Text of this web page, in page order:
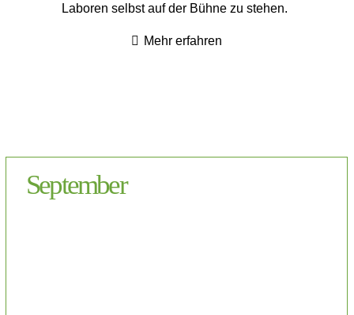
Laboren selbst auf der Bühne zu stehen.
Mehr erfahren
September